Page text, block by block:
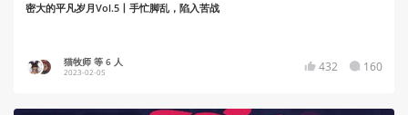
密大的平凡岁月Vol.5丨手忙脚乱，陷入苦战
猫牧师 等 6 人
2023-02-05 432 160